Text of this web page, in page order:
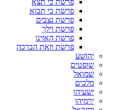
פרשת כי תצא
פרשת כי תבוא
פרשת נצבים
פרשת וילך
פרשת האזינו
פרשת וזאת הברכה
יהושע
שופטים
שמואל
מלכים
ישעיהו
ירמיהו